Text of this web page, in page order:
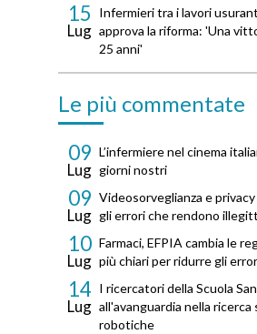
15
Lug
Infermieri tra i lavori
approva la riforma: 'Una
25 anni'
Le più commentate
09
Lug
L’infermiere nel cinema
giorni nostri
09
Lug
Videosorveglianza e
gli errori che rendono
10
Lug
Farmaci, EFPIA cambia le
più chiari per ridurre gli
14
Lug
I ricercatori della Scuola
all'avanguardia nella
robotiche